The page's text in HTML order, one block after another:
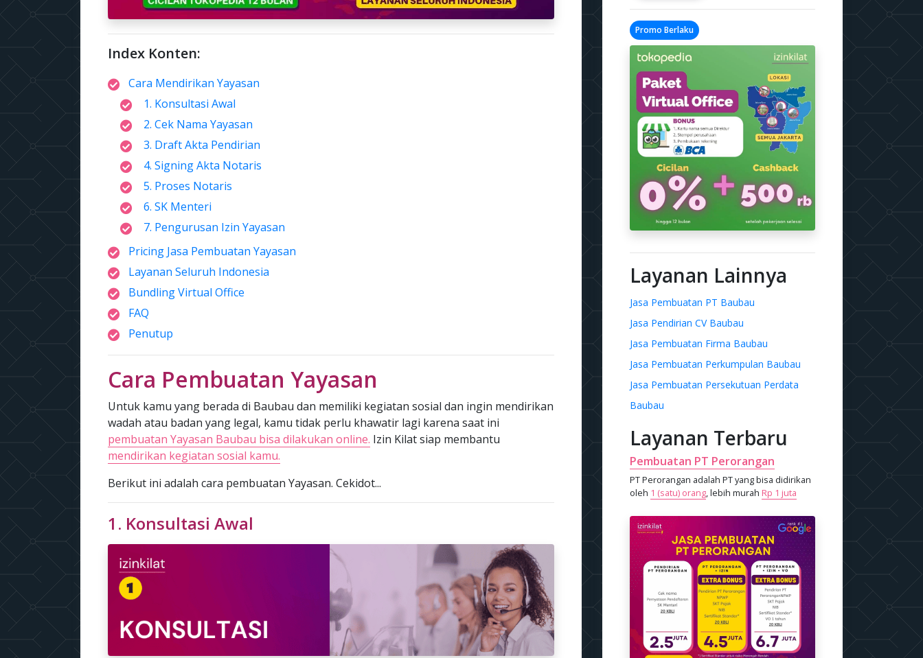
Index Konten:
Cara Mendirikan Yayasan
1. Konsultasi Awal
2. Cek Nama Yayasan
3. Draft Akta Pendirian
4. Signing Akta Notaris
5. Proses Notaris
6. SK Menteri
7. Pengurusan Izin Yayasan
Pricing Jasa Pembuatan Yayasan
Layanan Seluruh Indonesia
Bundling Virtual Office
FAQ
Penutup
Cara Pembuatan Yayasan
Untuk kamu yang berada di Baubau dan memiliki kegiatan sosial dan ingin mendirikan
wadah atau badan yang legal, kamu tidak perlu khawatir lagi karena saat ini
pembuatan Yayasan Baubau bisa dilakukan online. Izin Kilat siap membantu
mendirikan kegiatan sosial kamu.
Berikut ini adalah cara pembuatan Yayasan. Cekidot...
1. Konsultasi Awal
Promo Berlaku
Layanan Lainnya
Jasa Pembuatan PT Baubau
Jasa Pendirian CV Baubau
Jasa Pembuatan Firma Baubau
Jasa Pembuatan Perkumpulan Baubau
Jasa Pembuatan Persekutuan Perdata
Baubau
Layanan Terbaru
Pembuatan PT Perorangan
PT Perorangan adalah PT yang bisa didirikan
oleh 1 (satu) orang, lebih murah Rp 1 juta